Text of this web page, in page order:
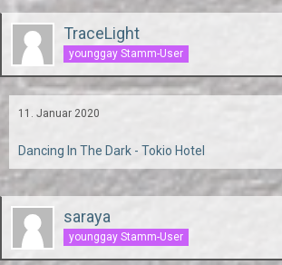
TraceLight
younggay Stamm-User
11. Januar 2020
Dancing In The Dark - Tokio Hotel
saraya
younggay Stamm-User